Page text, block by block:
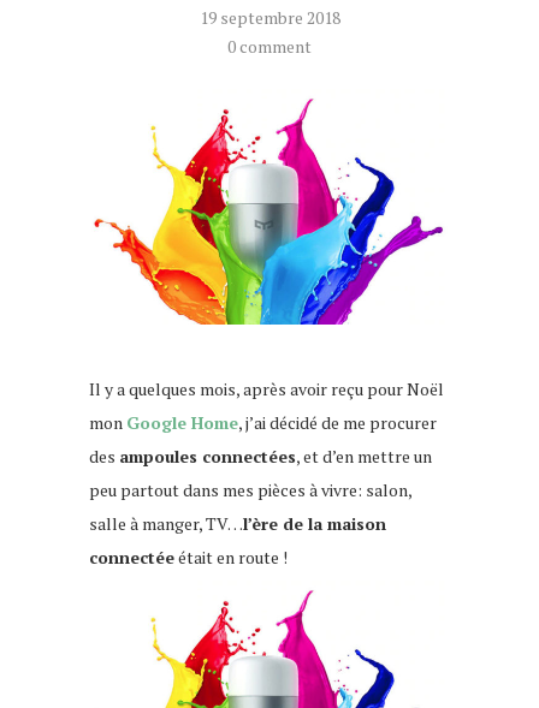
19 septembre 2018
0 comment
Il y a quelques mois, après avoir reçu pour Noël
mon Google Home, j’ai décidé de me procurer
des ampoules connectées, et d’en mettre un
peu partout dans mes pièces à vivre: salon,
salle à manger, TV…l’ère de la maison
connectéeétait en route !